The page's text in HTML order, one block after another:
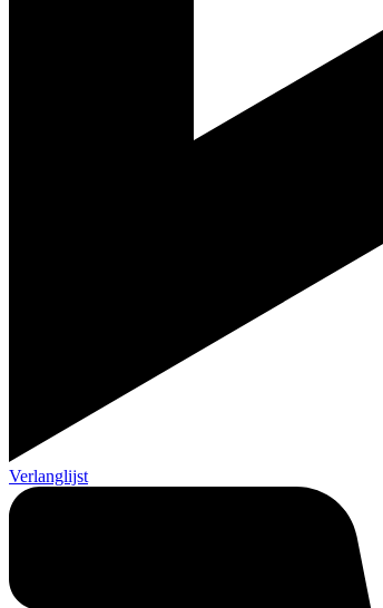
Verlanglijst